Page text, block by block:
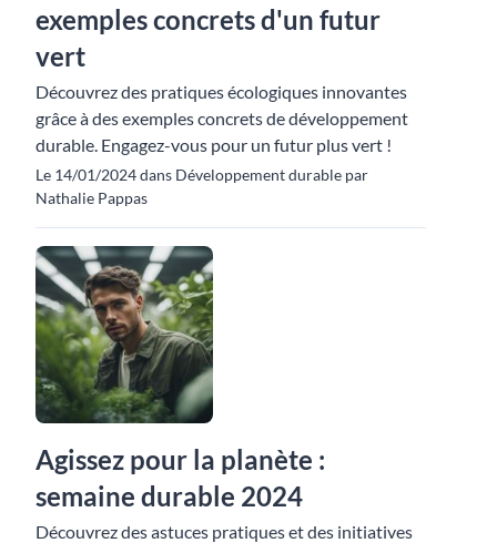
exemples concrets d'un futur
vert
Découvrez des pratiques écologiques innovantes
grâce à des exemples concrets de développement
durable. Engagez-vous pour un futur plus vert !
Le 14/01/2024 dans Développement durable par
Nathalie Pappas
Agissez pour la planète :
semaine durable 2024
Découvrez des astuces pratiques et des initiatives